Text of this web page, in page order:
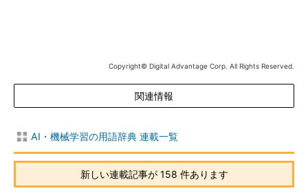
Copyright© Digital Advantage Corp. All Rights Reserved.
関連情報
AI・機械学習の用語辞典 連載一覧
新しい連載記事が 158 件あります